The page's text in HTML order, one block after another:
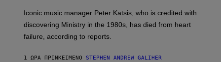
C
R
O
S
K
M
Iconic music manager Peter Katsis, who is credited with
discovering Ministry in the 1980s, has died from heart
failure, according to reports.
1 ΏΡΑ ΠΡΙΝ ΚΕΊΜΕΝΟ STEPHEN ANDREW GALIHER